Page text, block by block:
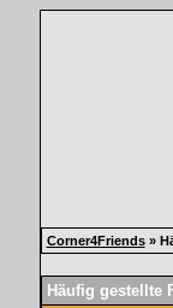
Corner4Friends»
Häufig gestellte